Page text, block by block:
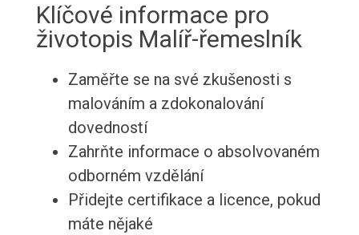
Klíčové informace pro
životopis Malíř-řemeslník
Zaměřte se na své zkušenosti s
malováním a zdokonalování
dovedností
Zahrňte informace o absolvovaném
odborném vzdělání
Přidejte certifikace a licence, pokud
máte nějaké